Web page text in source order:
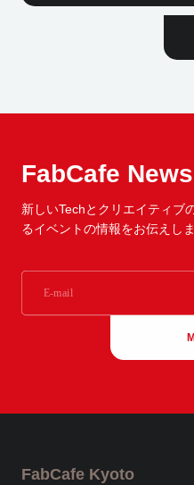
FabCafe
新しいTechとクリエイティブ
るイベントの情報をお伝えしま
FabCafe Kyoto